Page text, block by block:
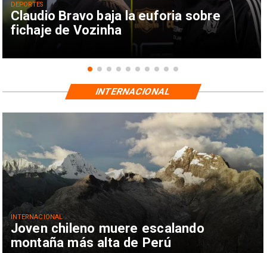
Claudio Bravo baja la euforia sobre
fichaje de Vozinha
DEPORTES
Joven chileno muere escalando
montaña más alta de Perú
INTERNACIONAL
INTERNACIONAL